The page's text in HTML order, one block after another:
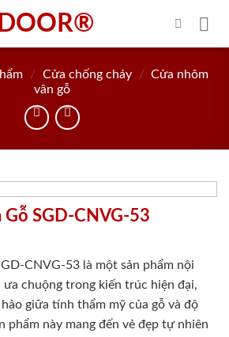
/ Cửa chống cháy / Cửa nhôm
vân gỗ
Gỗ SGD-CNVG-53
CNVG-53 là một sản phẩm nội
chuộng trong kiến trúc hiện đại,
giữa tính thẩm mỹ của gỗ và độ
phẩm này mang đến vẻ đẹp tự nhiên